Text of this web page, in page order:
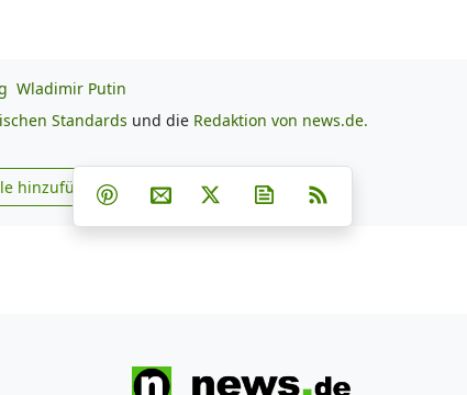
Wladimir Putin
Standards und die Redaktion von news.de.
zu Google hinzufügen
hinzufügen Teilen auf Facebook
Teilen auf Whatsapp
Teilen auf Telegram
Teilen auf Pinterest
Per E-Mail teilen
Post auf XNewsletter abonnieren